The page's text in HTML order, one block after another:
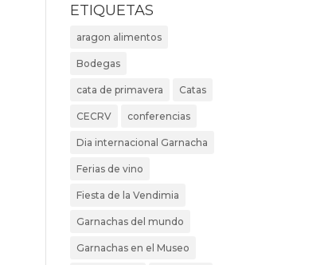
ETIQUETAS
aragon alimentos
Bodegas
cata de primavera Catas
CECRV conferencias
Dia internacional Garnacha
Ferias de vino
Fiesta de la Vendimia
Garnachas del mundo
Garnachas en el Museo